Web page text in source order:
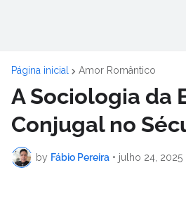
Página inicial Amor Romântico
A Sociologia da
Conjugal no
by Fábio Pereira • julho 24, 2025